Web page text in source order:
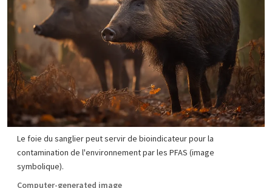
Le foie du sanglier peut servir de bioindicateur pour la
contamination de l'environnement par les PFAS (image
symbolique).
Computer-generated image